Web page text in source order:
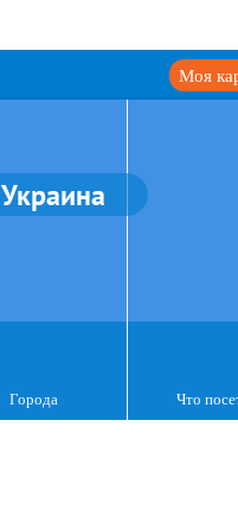
Моя
Украина
Города Что